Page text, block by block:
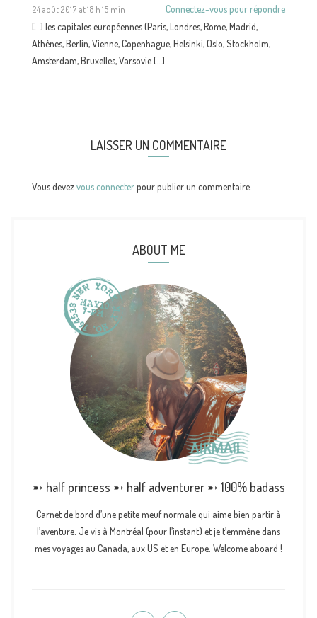
24 août 2017 at 18 h 15 min
Connectez-vous pour répondre
[…] les capitales européennes (Paris, Londres, Rome, Madrid,
Athènes, Berlin, Vienne, Copenhague, Helsinki, Oslo, Stockholm,
Amsterdam, Bruxelles, Varsovie […]
LAISSER UN COMMENTAIRE
Vous devezvous connecterpour publier un commentaire.
ABOUT ME
➵ half princess ➵ half adventurer ➵ 100% badass
Carnet de bord d’une petite meuf normale qui aime bien partir à
l’aventure. Je vis à Montréal (pour l’instant) et je t’emmène dans
mes voyages au Canada, aux US et en Europe. Welcome aboard !